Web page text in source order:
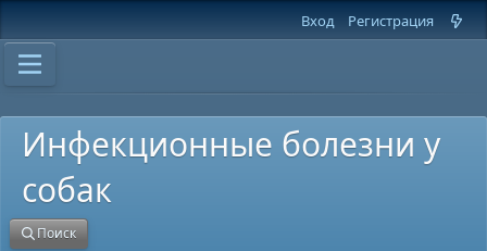
Вход Регистрация
Инфекционные болезни у
собак
Поиск